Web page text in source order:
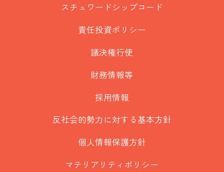
スチュワードシップコード
責任投資ポリシー
議決権行使
財務情報等
採用情報
反社会的勢力に対する基本方針
個人情報保護方針
マテリアリティポリシー